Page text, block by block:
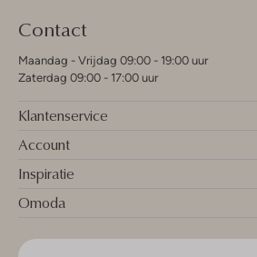
Contact
Maandag - Vrijdag 09:00 - 19:00 uur
Zaterdag 09:00 - 17:00 uur
Klantenservice
Account
Inspiratie
Omoda